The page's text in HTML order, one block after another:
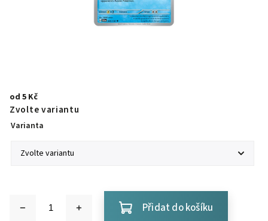
od 5 Kč
Zvolte variantu
Varianta
Přidat do košíku